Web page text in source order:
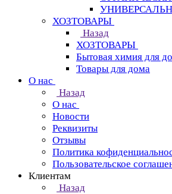
ХОЗТОВАРЫ
Назад
ХОЗТОВАРЫ
Бытовая химия для
Товары для дома
О нас
Назад
О нас
Новости
Реквизиты
Отзывы
Политика
Пользовательское
Клиентам
Назад